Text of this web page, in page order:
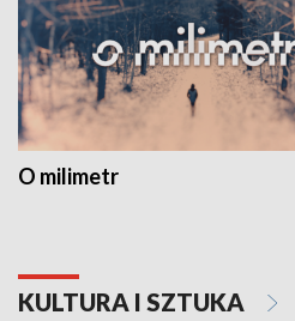
O milimetr
KULTURA I SZTUKA